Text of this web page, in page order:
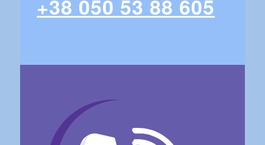
+38 050 53 88 605